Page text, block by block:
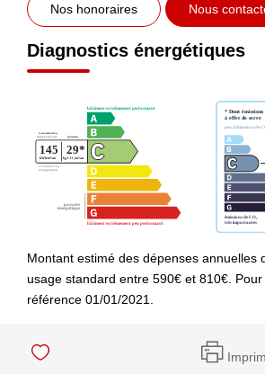
Nos honoraires Nous
Diagnostics énergétiques
Montant estimé des dépenses annuelles
usage standard entre 590€ et 810€.
référence 01/01/2021.